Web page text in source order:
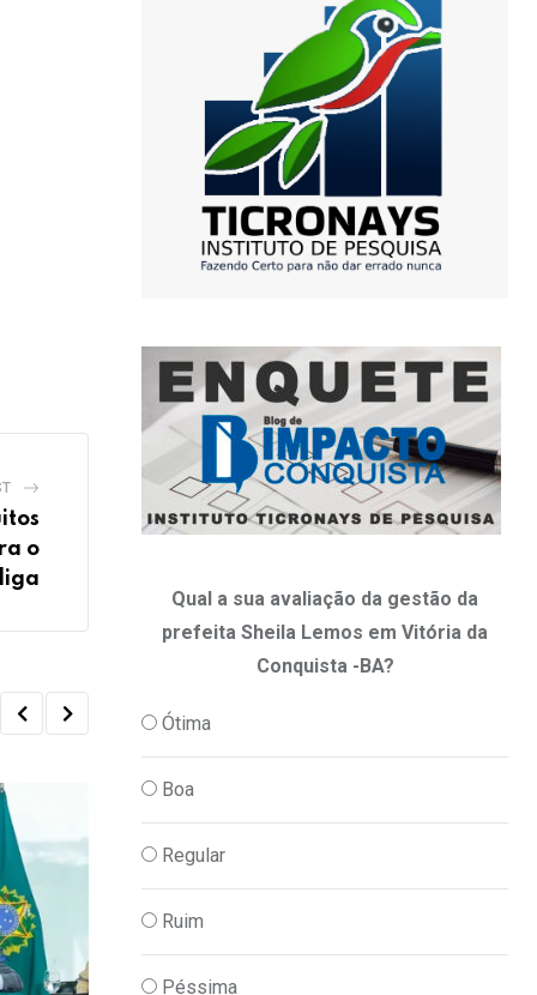
o
Qual a sua avaliação da gestão da
prefeita Sheila Lemos em Vitória da
Conquista -BA?
Ótima
Boa
Regular
Ruim
Péssima